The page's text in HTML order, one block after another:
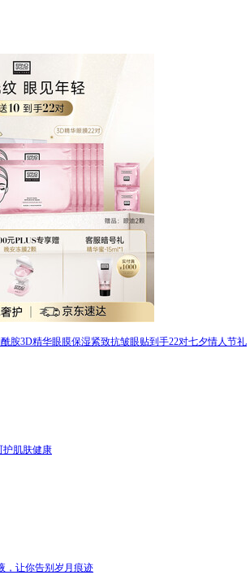
胺3D精华眼膜保湿紧致抗皱眼贴到手22对七夕情人节礼
护肌肤健康
，让你告别岁月痕迹